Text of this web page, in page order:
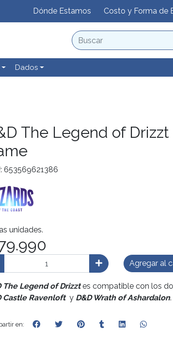
Dónde Estamos Costo y Forma de
Dados
The Legend of
653569621386
unidades.
Agregar al
The Legend of Drizztes compatible con los
Castle Ravenlofty D&D Wrath of Ashardalon.
en: